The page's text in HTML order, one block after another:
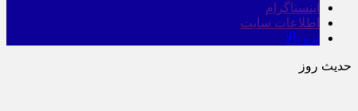
اینستاگرام
اطلاعات سایت
برو بالا
حدیث روز